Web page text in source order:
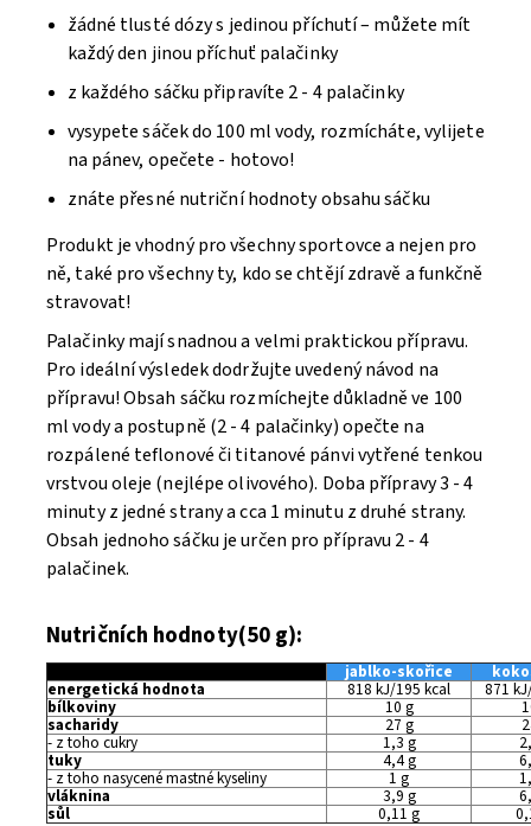
žádné tlusté dózy s jedinou příchutí – můžete mít
každý den jinou příchuť palačinky
z každého sáčku připravíte 2 - 4 palačinky
vysypete sáček do 100 ml vody, rozmícháte, vylijete
na pánev, opečete - hotovo!
znáte přesné nutriční hodnoty obsahu sáčku
Produkt je vhodný pro všechny sportovce a nejen pro
ně, také pro všechny ty, kdo se chtějí zdravě a funkčně
stravovat!
Palačinky mají snadnou a velmi praktickou přípravu.
Pro ideální výsledek dodržujte uvedený návod na
přípravu! Obsah sáčku rozmíchejte důkladně ve 100
ml vody a postupně (2 - 4 palačinky) opečte na
rozpálené teflonové či titanové pánvi vytřené tenkou
vrstvou oleje (nejlépe olivového). Doba přípravy 3 - 4
minuty z jedné strany a cca 1 minutu z druhé strany.
Obsah jednoho sáčku je určen pro přípravu 2 - 4
palačinek.
Nutričních hodnoty(50 g):
jablko-skořice
energetická hodnota 818 kJ/195 kcal 871
bílkoviny 10 g
sacharidy 27 g
- z toho cukry 1,3 g
tuky 4,4 g
- z toho nasycené mastné kyseliny 1 g
vláknina 3,9 g
sůl 0,11 g